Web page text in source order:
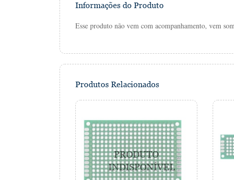
Informações do Produto
Esse produto não vem com acompanhamento, vem
Produtos Relacionados